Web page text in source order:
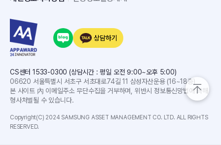
상담하기
CS센터 1533-0300 (상담시간 : 평일 오전 9:00~오후 5:00)
06620 서울특별시 서초구 서초대로74길 11 삼성자산운용 (16~18층)
본 사이트 內 이메일주소 무단수집을 거부하며, 위반시 정보통신망법에 의해
형사처벌될 수 있습니다.
Copyright(C) 2024 SAMSUNG ASSET MANAGEMENT CO. LTD. ALL RIGHTS
RESERVED.